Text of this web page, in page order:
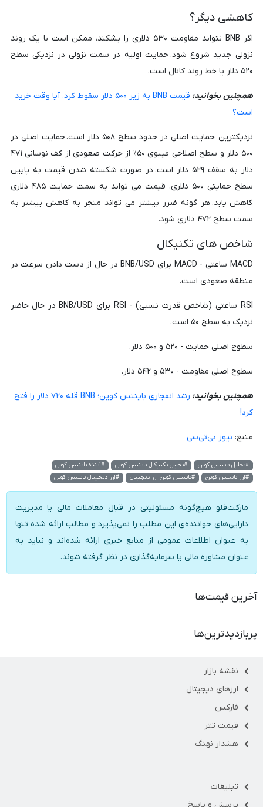
کاهشی دیگر؟
اگر BNB نتواند مقاومت ۵۳۰ دلاری را بشکند، ممکن است با یک روند
نزولی جدید شروع شود. حمایت اولیه در سمت نزولی در نزدیکی سطح
۵۲۰ دلار یا خط روند کانال است.
همچنین بخوانید:
قیمت BNB به زیر ۵۰۰ دلار سقوط کرد، آیا وقت خرید
است؟
نزدیکترین حمایت اصلی در حدود سطح ۵۰۸ دلار است. حمایت اصلی در
۵۰۰ دلار و سطح اصلاحی فیبوی ۵۰٪ از حرکت صعودی از کف نوسانی ۴۷۱
دلار به سقف ۵۲۹ دلار است. در صورت شکسته شدن قیمت به پایین
سطح حمایتی ۵۰۰ دلاری، قیمت می تواند به سمت حمایت ۴۸۵ دلاری
کاهش یابد. هر گونه ضرر بیشتر می تواند منجر به کاهش بیشتر به
سمت سطح ۴۷۲ دلاری شود.
شاخص های تکنیکال
MACD ساعتی - MACD برای BNB/USD در حال از دست دادن سرعت در
منطقه صعودی است.
RSI ساعتی (شاخص قدرت نسبی) - RSI برای BNB/USD در حال حاضر
نزدیک به سطح ۵۰ است.
سطوح اصلی حمایت - ۵۲۰ و ۵۰۰ دلار.
سطوح اصلی مقاومت - ۵۳۰ و ۵۴۲ دلار.
همچنین بخوانید:
رشد انفجاری بایننس کوین؛ BNB قله ۷۲۰ دلار را فتح
کرد!
منبع: نیوز بی‌تی‌سی
#تحلیل بایننس کوین #تحلیل تکنیکال بایننس کوین
#آینده بایننس کوین
#ارز بایننس کوین
#بایننس کوین ارز دیجیتال #ارز دیجیتال بایننس کوین
مارکت‌فلو هیچ‌گونه مسئولیتی در قبال معاملات مالی یا مدیریت
دارایی‌های خواننده‌ی این مطلب را نمی‌پذیرد و مطالب ارائه شده تنها
به عنوان اطلاعات عمومی از منابع خبری ارائه شده‌اند و نباید به
عنوان مشاوره مالی یا سرمایه‌گذاری در نظر گرفته شوند.
آخرین قیمت‌ها
پربازدیدترین‌ها
نقشه بازار
ارزهای دیجیتال
فارکس
قیمت تتر
هشدار نهنگ
تبلیغات